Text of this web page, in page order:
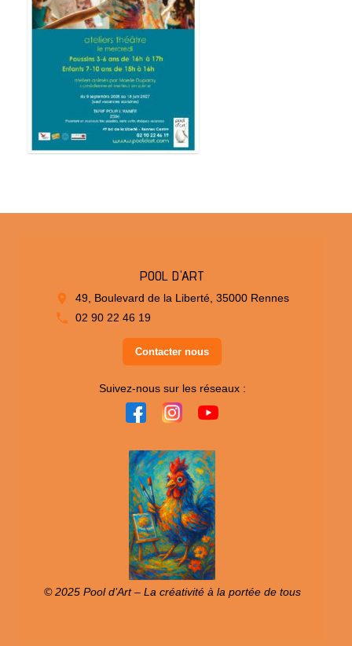
POOL D'ART
49, Boulevard de la Liberté, 35000 Rennes
02 90 22 46 19
Contacter nous
Suivez-nous sur les réseaux :
© 2025 Pool d’Art – La créativité à la portée de tous